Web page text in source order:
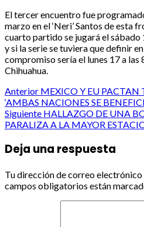
El tercer encuentro fue
marzo en el ‘Neri’ Santos de esta
cuarto partido se jugará el sábado
y si la serie se tuviera que definir
compromiso sería el lunes 17 a las
Chihuahua.
Post
navigation
Anterior MEXICO Y EU PACTAN
‘AMBAS NACIONES SE
Siguiente HALLAZGO DE UNA
PARALIZA A LA MAYOR
Deja una respuesta
Tu dirección de correo electrónico
campos obligatorios están